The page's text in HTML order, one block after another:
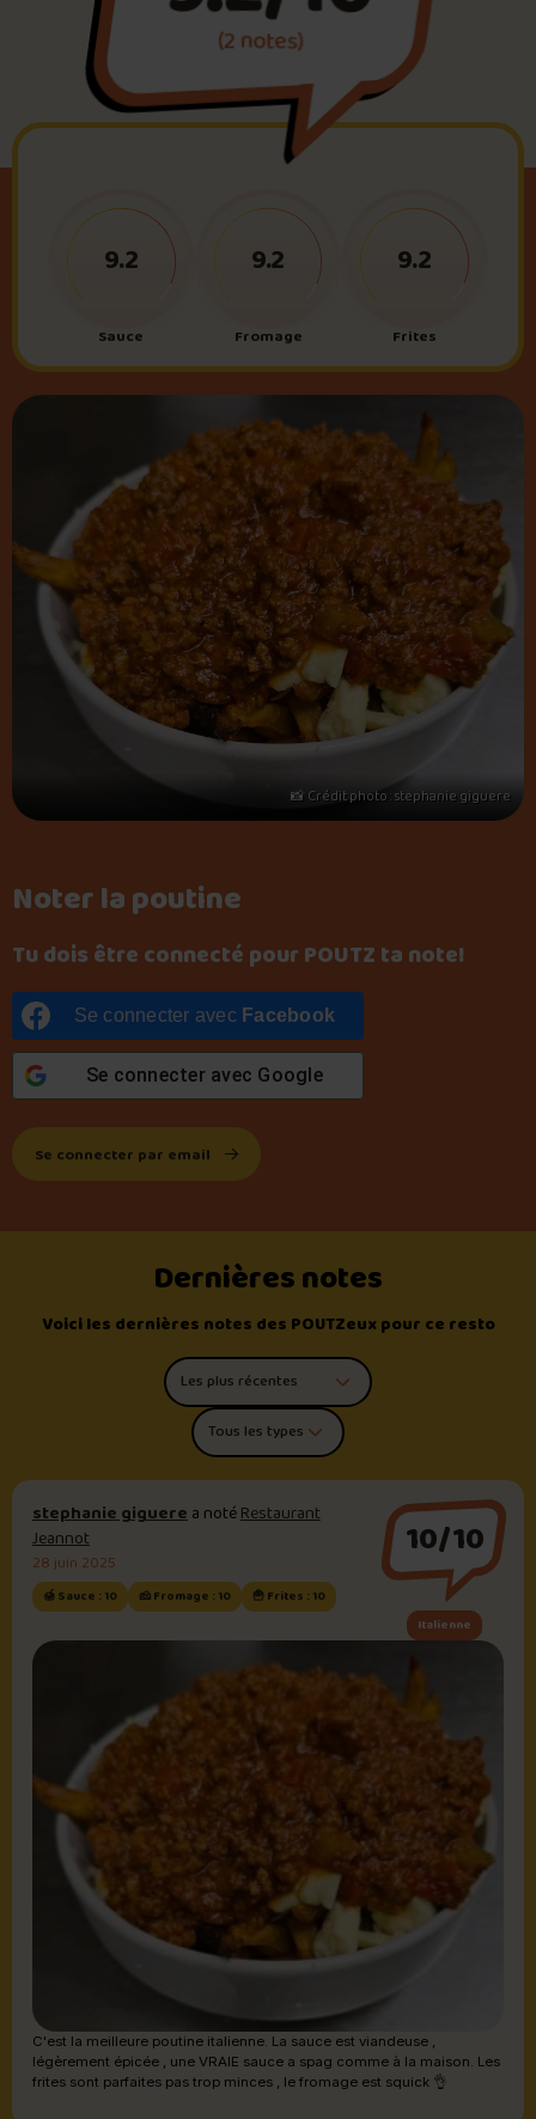
Foire aux questions
Me connecter
(2 notes)
Noter la poutine
Tu dois être connecté pour POUTZ ta note!
Se connecter avec Facebook
Se connecter avec Google
Se connecter par email
Sauce
9.2
Fromage
9.2
Frites
9.2
📸 Crédit photo : stephanie giguere
Dernières notes
Voici les dernières notes des POUTZeux pour ce resto
Trier les commentaires
Filtrer par type de poutine
stephanie giguerea notéRestaurant
Jeannot
28 juin 2025
🍯 Sauce : 10 🧀 Fromage : 10 🍟 Frites : 10
10/10
Italienne
C'est la meilleure poutine italienne. La sauce est viandeuse ,
légèrement épicée , une VRAIE sauce a spag comme à la maison. Les
frites sont parfaites pas trop minces , le fromage est squick 👌